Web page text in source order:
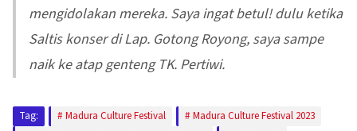
mengidolakan mereka. Saya ingat betul! dulu ketika
Saltis konser di Lap. Gotong Royong, saya sampe
naik ke atap genteng TK. Pertiwi.
Tag: Madura Culture Festival
Madura Culture Festival 2023